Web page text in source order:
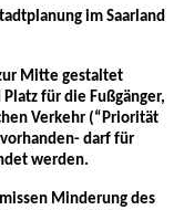
im Saarland
Mitte gestaltet
für die Fußgänger,
Verkehr (“Priorität
darf für
werden.
Minderung des